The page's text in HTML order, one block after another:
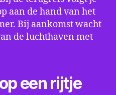
aan de hand van het
Bij aankomst wacht
de luchthaven met
een rijtje